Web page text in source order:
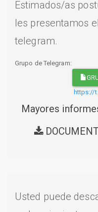
Estimados/as
les presentamos
telegram.
Grupo de Telegram:
https://
Mayores
Usted puede